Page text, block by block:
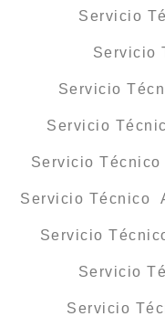
Servicio
Servicio
Servicio
Servicio
Servicio
Servicio Técnico
Servicio
Servicio
Servicio